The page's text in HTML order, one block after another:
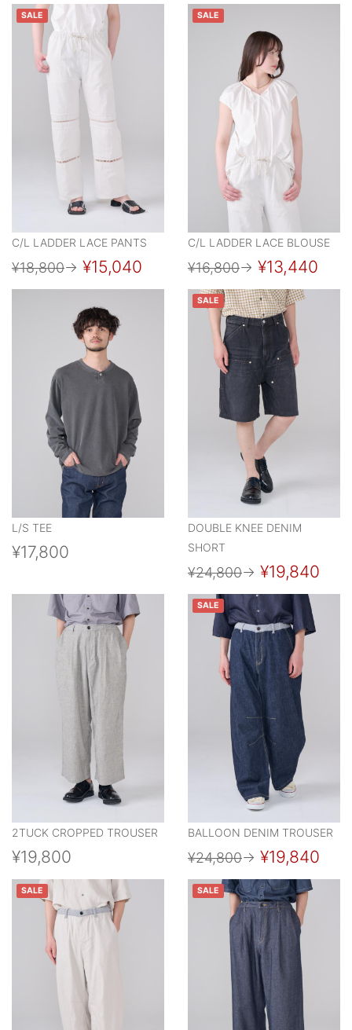
SALE
C/L LADDER LACE PANTS
¥18,800→ ¥15,040
SALE
C/L LADDER LACE BLOUSE
¥16,800→ ¥13,440
L/S TEE
¥17,800
SALE
DOUBLE KNEE DENIM
SHORT
¥24,800→ ¥19,840
2TUCK CROPPED TROUSER
¥19,800
SALE
BALLOON DENIM TROUSER
¥24,800→ ¥19,840
SALE SALE